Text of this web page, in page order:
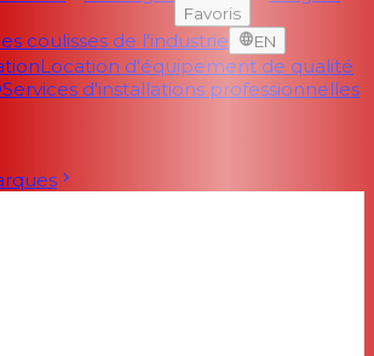
Favoris
coulisses de l'industrie EN
Location d'équipement de qualité
Services d'installations professionnelles